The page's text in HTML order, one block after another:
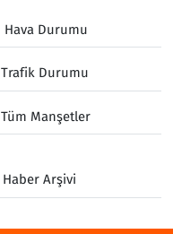
Hava Durumu
Trafik Durumu
Tüm Manşetler
Haber Arşivi